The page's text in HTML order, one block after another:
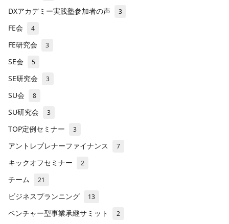
DXアカデミー実践塾参加者の声 3
FE会 4
FE研究会 3
SE会 5
SE研究会 3
SU会 8
SU研究会 3
TOP定例セミナー 3
アントレプレナーファイナンス 7
キックオフセミナー 2
チーム 21
ビジネスプランニング 13
ベンチャー型事業承継サミット 2